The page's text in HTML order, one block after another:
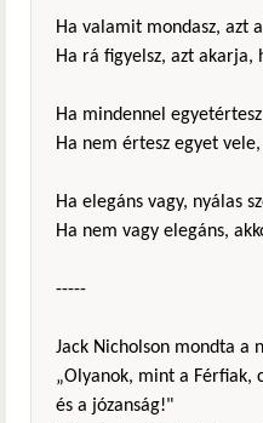
Ha valamit mondasz, azt
Ha rá figyelsz, azt
Ha mindennel
Ha nem értesz egyet
Ha elegáns vagy, nyálas
Ha nem vagy elegáns,
-----
Jack Nicholson mondta a
„Olyanok, mint a Férfiak,
és a józanság!"